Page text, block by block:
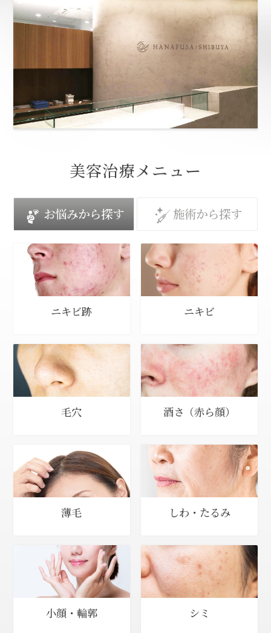
美容治療メニュー
お悩みから探す 施術から探す
ニキビ跡 ニキビ
毛穴 酒さ（赤ら顔）
薄毛 しわ・たるみ
小顔・輪郭 シミ